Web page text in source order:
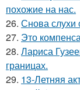
похожие на нас.
26. Снова слухи
27. Это
28. Лариса
границах.
29. 13-Летняя